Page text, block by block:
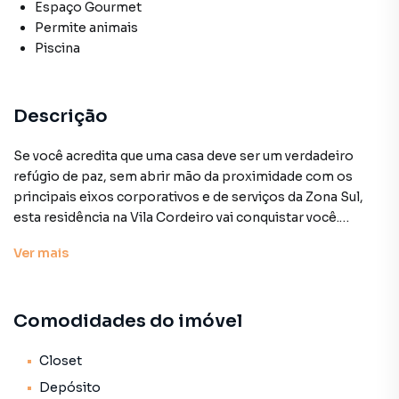
Espaço Gourmet
Permite animais
Piscina
Descrição
Se você acredita que uma casa deve ser um verdadeiro
refúgio de paz, sem abrir mão da proximidade com os
principais eixos corporativos e de serviços da Zona Sul,
esta residência na Vila Cordeiro vai conquistar você.
Com uma presença marcante e imponente, o projeto
as linhas arrojadas do telhado em duas águas e a beleza
acolhedora das casas de campo, integrada à sofisticação e
praticidade da vida urbana. Edificada há apenas 10 anos, a
Ver mais
Comodidades do imóvel
Closet
Depósito